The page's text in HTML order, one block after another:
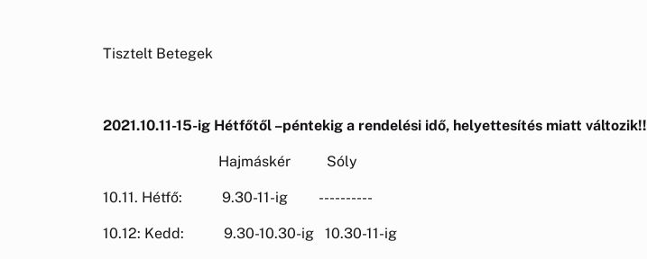
Tisztelt Betegek
2021.10.11-15-ig Hétfőtől –péntekig a rendelési idő, helyettesítés miatt változik!!
Hajmáskér Sóly
10.11. Hétfő: 9.30-11-ig ----------
10.12: Kedd: 9.30-10.30-ig 10.30-11-ig